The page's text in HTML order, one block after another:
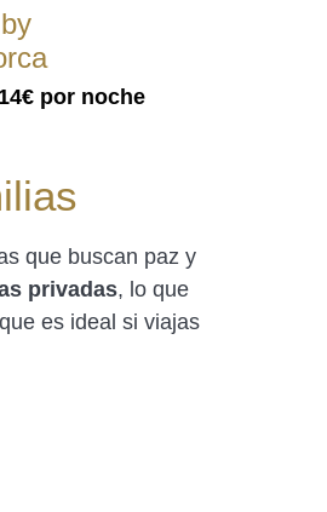
por noche
que buscan paz y
privadas, lo que
es ideal si viajas